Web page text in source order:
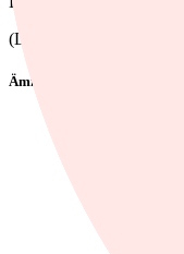
(Längd: 44 min)
Ämnen i artikeln
Placerapodden
Microsoft
Johnson & Johnson